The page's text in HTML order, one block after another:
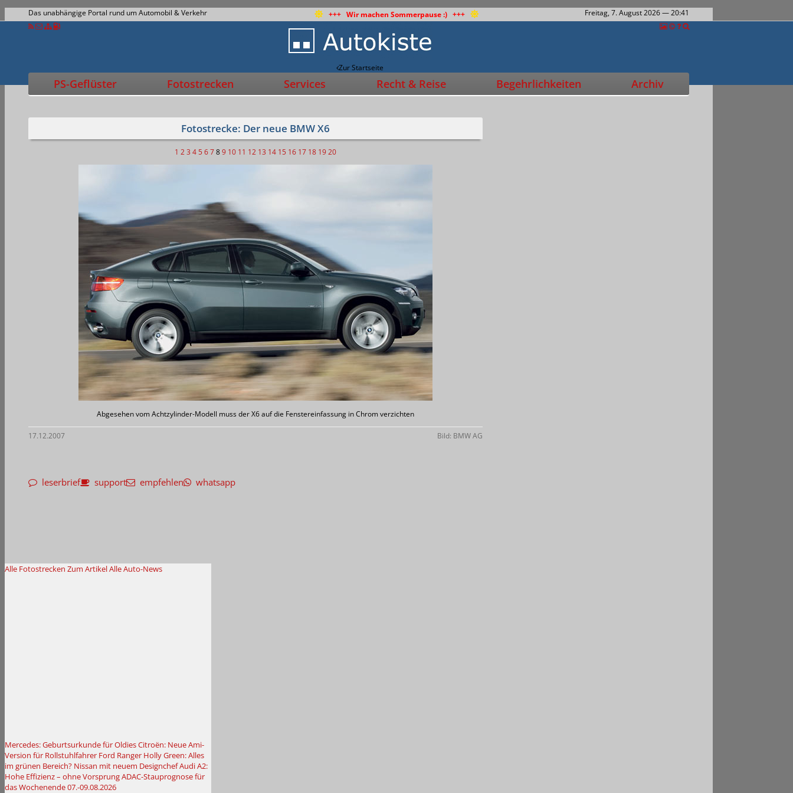
Das unabhängige Portal rund um Automobil & Verkehr +++ Wir machen Sommerpause :) +++ Freitag, 7. August 2026— 20:41
Zur Startseite
PS-Geflüster Fotostrecken Services Recht & Reise Begehrlichkeiten Archiv
Fotostrecke: Der neue BMW X6
1 23 4 56789 10 11 12 13 14 15 16 17 18 1920
Abgesehen vom Achtzylinder-Modell muss der X6 auf die Fenstereinfassung in Chrom verzichten
17.12.2007 Bild: BMW AG
leserbrief support empfehlen whatsapp
Alle Fotostrecken Zum ArtikelAlle Auto-News
Mercedes: Geburtsurkunde für OldiesCitroën: Neue Ami-
Version für Rollstuhlfahrer Ford Ranger Holly Green: Alles
im grünen Bereich? Nissan mit neuem DesignchefAudi A2:
Hohe Effizienz – ohne VorsprungADAC-Stauprognose für
das Wochenende 07.-09.08.2026